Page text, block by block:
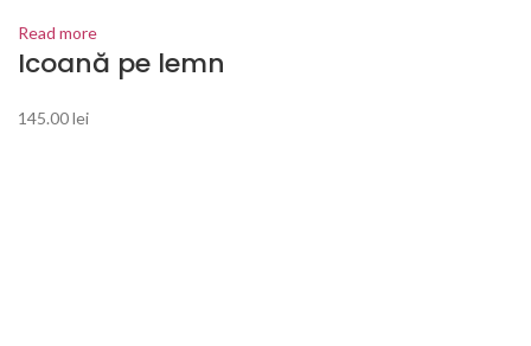
Read more
Icoană pe lemn
145.00lei